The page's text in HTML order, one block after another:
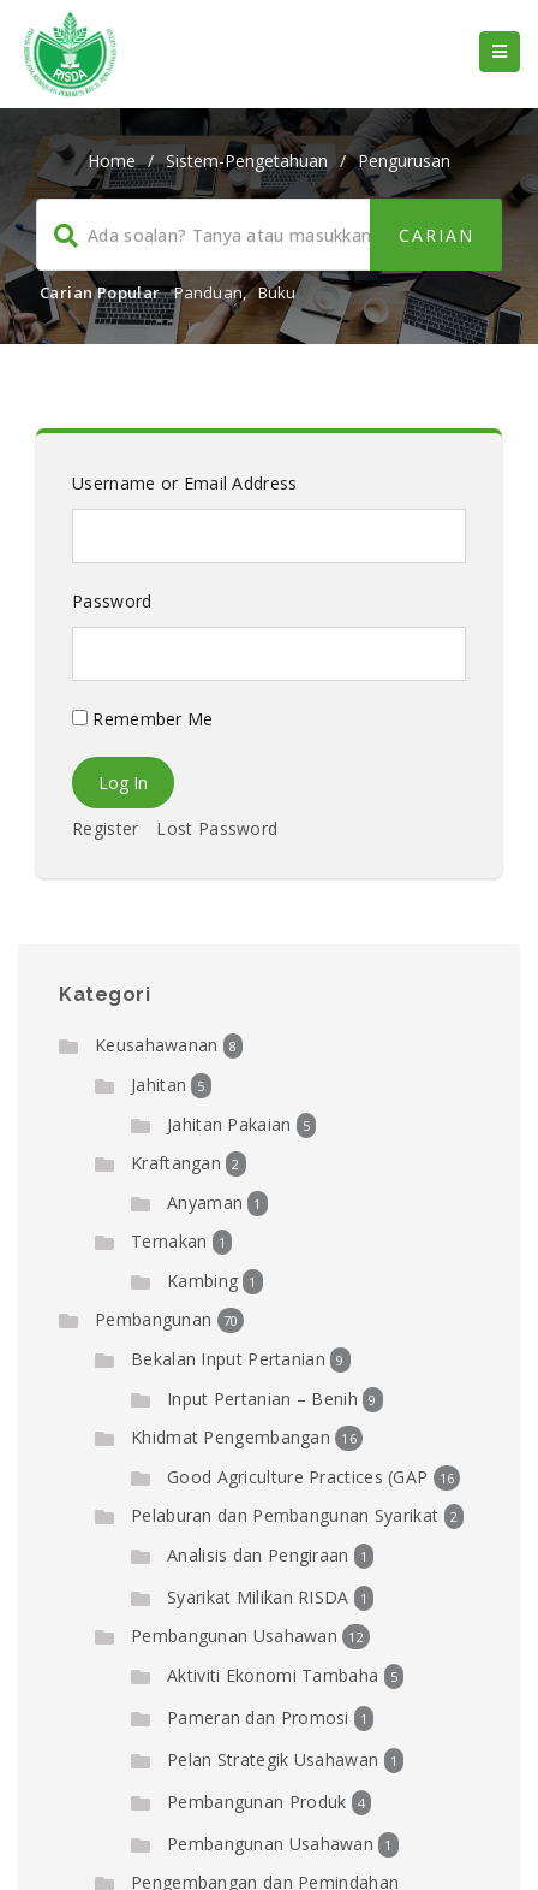
Home / Sistem-Pengetahuan / Pengurusan
Carian Popular Panduan, Buku
Username or Email Address
Password
Remember Me
Register Lost Password
Kategori
Keusahawanan 8
Jahitan 5
Jahitan Pakaian 5
Kraftangan 2
Anyaman 1
Ternakan 1
Kambing 1
Pembangunan 70
Bekalan Input Pertanian 9
Input Pertanian – Benih 9
Khidmat Pengembangan 16
Good Agriculture Practices (GAP 16
Pelaburan dan Pembangunan Syarikat 2
Analisis dan Pengiraan 1
Syarikat Milikan RISDA 1
Pembangunan Usahawan 12
Aktiviti Ekonomi Tambaha 5
Pameran dan Promosi 1
Pelan Strategik Usahawan 1
Pembangunan Produk 4
Pembangunan Usahawan 1
Pengembangan dan Pemindahan